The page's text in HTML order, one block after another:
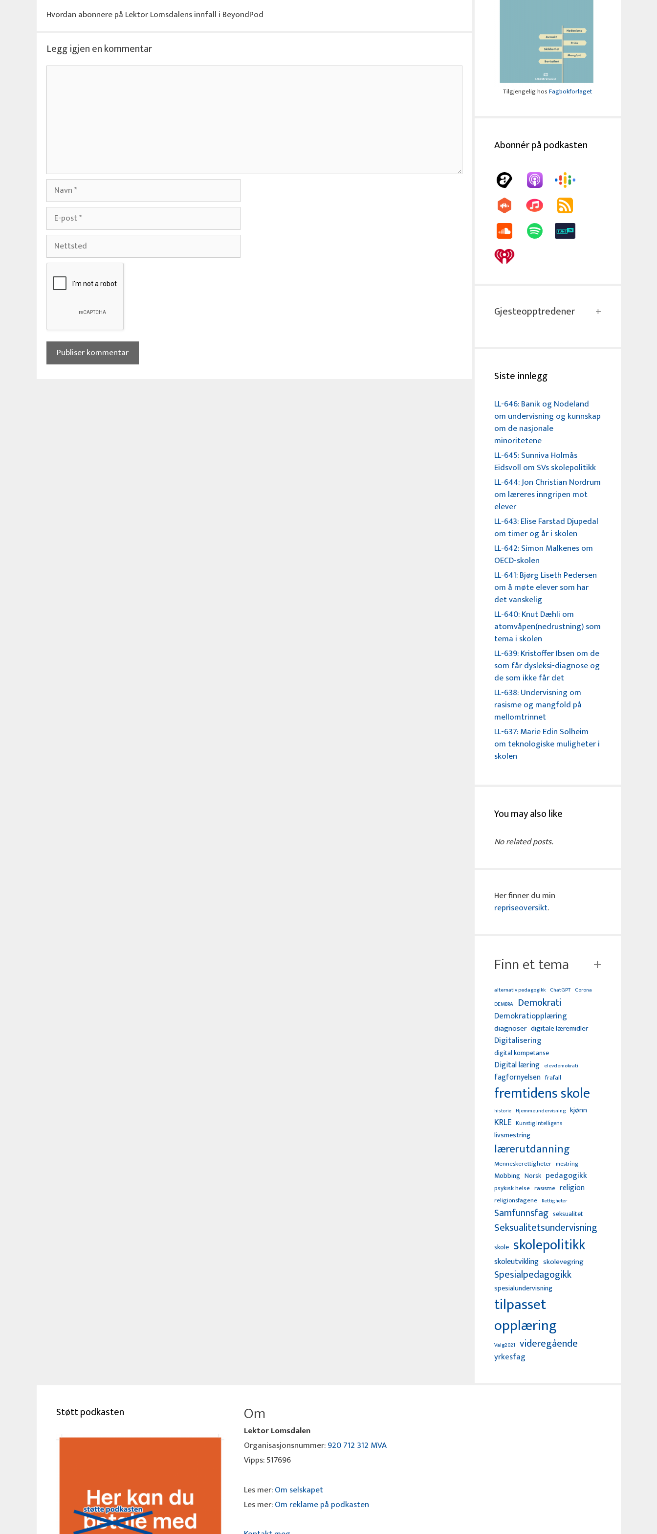
Hvordan abonnere på Lektor Lomsdalens innfall i BeyondPod
Legg igjen en kommentar
Navn
post
Nettsted
Tilgjengelig hosFagbokforlaget
Abonnér på podkasten
Gjesteopptredener
Siste innlegg
LL-646: Banik og Nodeland
om undervisning og kunnskap
om de nasjonale
minoritetene
LL-645: Sunniva Holmås
Eidsvoll om SVs skolepolitikk
LL-644: Jon Christian Nordrum
om læreres inngripen mot
elever
LL-643: Elise Farstad Djupedal
om timer og år i skolen
LL-642: Simon Malkenes om
OECD-skolen
LL-641: Bjørg Liseth Pedersen
om å møte elever som har
det vanskelig
LL-640: Knut Dæhli om
atomvåpen(nedrustning) som
tema i skolen
LL-639: Kristoffer Ibsen om de
som får dysleksi-diagnose og
de som ikke får det
LL-638: Undervisning om
rasisme og mangfold på
mellomtrinnet
LL-637: Marie Edin Solheim
om teknologiske muligheter i
skolen
You may also like
No related posts.
Her finner du min
repriseoversikt.
Finn et tema
alternativ pedagogikk ChatGPT Corona
DEMBRA Demokrati
Demokratiopplæring
diagnoser digitale læremidler
Digitalisering
digital kompetanse
Digital læring elevdemokrati
fagfornyelsen frafall
fremtidens skole
historie Hjemmeundervisning kjønn
KRLE Kunstig Intelligens
livsmestring
lærerutdanning
Menneskerettigheter mestring
Mobbing Norsk pedagogikk
psykisk helse rasisme religion
religionsfagene Rettigheter
Samfunnsfag seksualitet
Seksualitetsundervisning
skole skolepolitikk
skoleutvikling skolevegring
Spesialpedagogikk
spesialundervisning
tilpasset
opplæring
Valg2021 videregående
yrkesfag
Støtt podkasten Om
Lektor Lomsdalen
Organisasjonsnummer:920 712 312 MVA
Vipps: 517696
Les mer:Om selskapet
Les mer:Om reklame på podkasten